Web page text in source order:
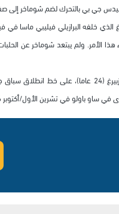
جي بي بالتحرك لضم شوماخر إلى
خلفه البرازيلي فيليبي ماسا في
الأمر. ولم يبتعد شوماخر عن